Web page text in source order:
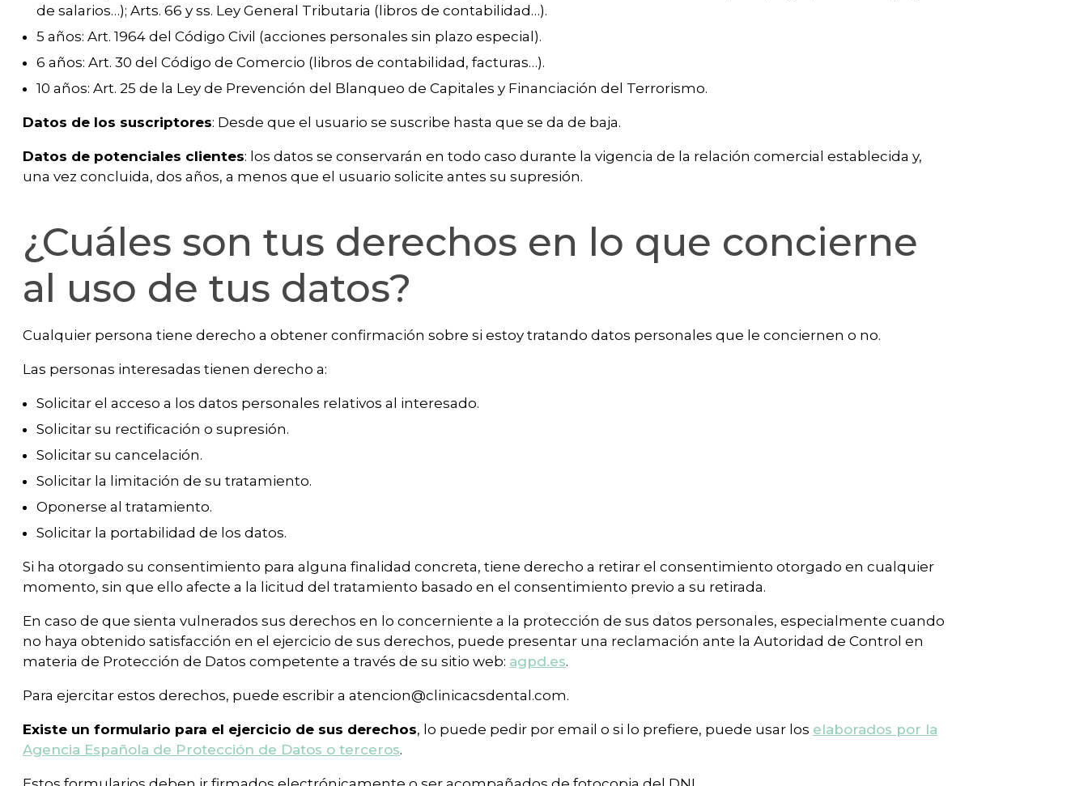
de salarios…); Arts. 66 y ss. Ley General Tributaria (libros de contabilidad…).
5 años: Art. 1964 del Código Civil (acciones personales sin plazo especial).
6 años: Art. 30 del Código de Comercio (libros de contabilidad, facturas…).
10 años: Art. 25 de la Ley de Prevención del Blanqueo de Capitales y Financiación del Terrorismo.
Datos de los suscriptores: Desde que el usuario se suscribe hasta que se da de baja.
Datos de potenciales clientes: los datos se conservarán en todo caso durante la vigencia de la relación comercial establecida y,
una vez concluida, dos años, a menos que el usuario solicite antes su supresión.
¿Cuáles son tus derechos en lo que concierne
al uso de tus datos?
Cualquier persona tiene derecho a obtener confirmación sobre si estoy tratando datos personales que le conciernen o no.
Las personas interesadas tienen derecho a:
Solicitar el acceso a los datos personales relativos al interesado.
Solicitar su rectificación o supresión.
Solicitar su cancelación.
Solicitar la limitación de su tratamiento.
Oponerse al tratamiento.
Solicitar la portabilidad de los datos.
Si ha otorgado su consentimiento para alguna finalidad concreta, tiene derecho a retirar el consentimiento otorgado en cualquier
momento, sin que ello afecte a la licitud del tratamiento basado en el consentimiento previo a su retirada.
En caso de que sienta vulnerados sus derechos en lo concerniente a la protección de sus datos personales, especialmente cuando
no haya obtenido satisfacción en el ejercicio de sus derechos, puede presentar una reclamación ante la Autoridad de Control en
materia de Protección de Datos competente a través de su sitio web: agpd.es.
Para ejercitar estos derechos, puede escribir a atencion@clinicacsdental.com.
Existe un formulario para el ejercicio de sus derechos, lo puede pedir por email o si lo prefiere, puede usar los elaborados por la
Agencia Española de Protección de Datos o terceros.